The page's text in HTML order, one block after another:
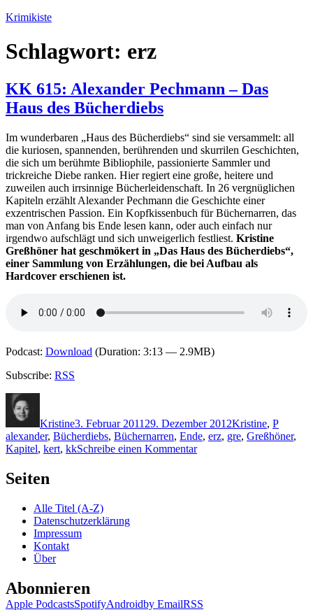
Zum
springen
Krimikiste
Schlagwort: erz
KK 615: Alexander Pechmann – Das
Haus des Bücherdiebs
Im wunderbaren „Haus des Bücherdiebs“ sind sie versammelt: all
die kuriosen, spannenden, berührenden und skurrilen Geschichten,
die sich um berühmte Bibliophile, passionierte Sammler und
trickreiche Diebe ranken. Hier regiert eine große, heitere und
zuweilen auch irrsinnige Bücherleidenschaft. In 26 vergnüglichen
Kapiteln erzählt Alexander Pechmann die Geschichte einer
exzentrischen Passion. Ein Kopfkissenbuch für Büchernarren, das
man von Anfang bis Ende lesen kann, oder auch einfach nur
irgendwo aufschlägt und sich unweigerlich festliest. Kristine
Greßhöner hat geschmökert in „Das Haus des Bücherdiebs“,
einer Sammlung von Erzählungen, die bei Aufbau als
Hardcover erschienen ist.
Podcast: Download (Duration: 3:13 — 2.9MB)
Subscribe: RSS
Kristine3. Februar 2011 29. Dezember 2012Kristine, P
alexander, Bücherdiebs, Büchernarren, Ende, erz, gre, Greßhöner,
Kapitel, kert, kkSchreibe einen Kommentarzu
Seiten
Alle Titel (A-Z)
Datenschutzerklärung
Impressum
Kontakt
Über
Abonnieren
Apple PodcastsSpotifyAndroidby EmailRSS